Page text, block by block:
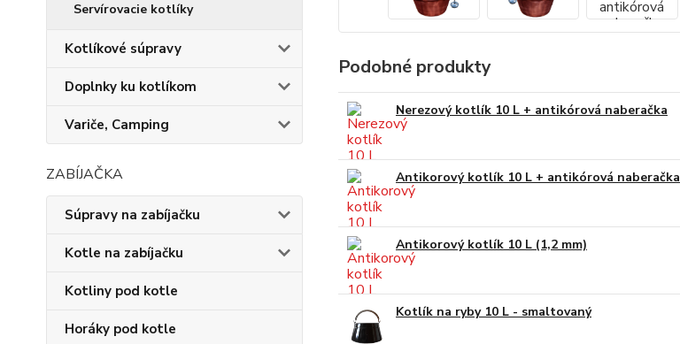
Servírovacie kotlíky
Kotlíkové súpravy
Doplnky ku kotlíkom
Variče, Camping
ZABÍJAČKA
Súpravy na zabíjačku
Kotle na zabíjačku
Kotliny pod kotle
Horáky pod kotle
Podobné produkty
Nerezový kotlík 10 L + antikórová naberačka
Antikorový kotlík 10 L + antikórová naberačka
Antikorový kotlík 10 L (1,2 mm)
Kotlík na ryby 10 L - smaltovaný